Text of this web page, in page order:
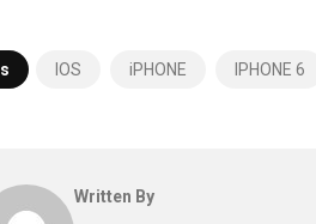
IOS iPHONE IPHONE 6
Written By